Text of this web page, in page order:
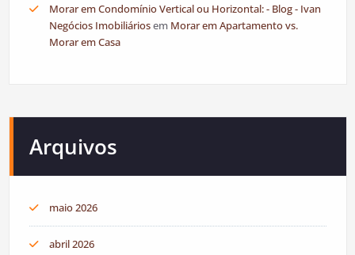
Morar em Condomínio Vertical ou Horizontal: - Blog - Ivan
Negócios Imobiliáriosem Morar em Apartamento vs.
Morar em Casa
Arquivos
maio 2026
abril 2026